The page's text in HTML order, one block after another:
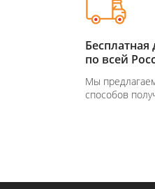
Бесплатная
по всей
Мы
способов